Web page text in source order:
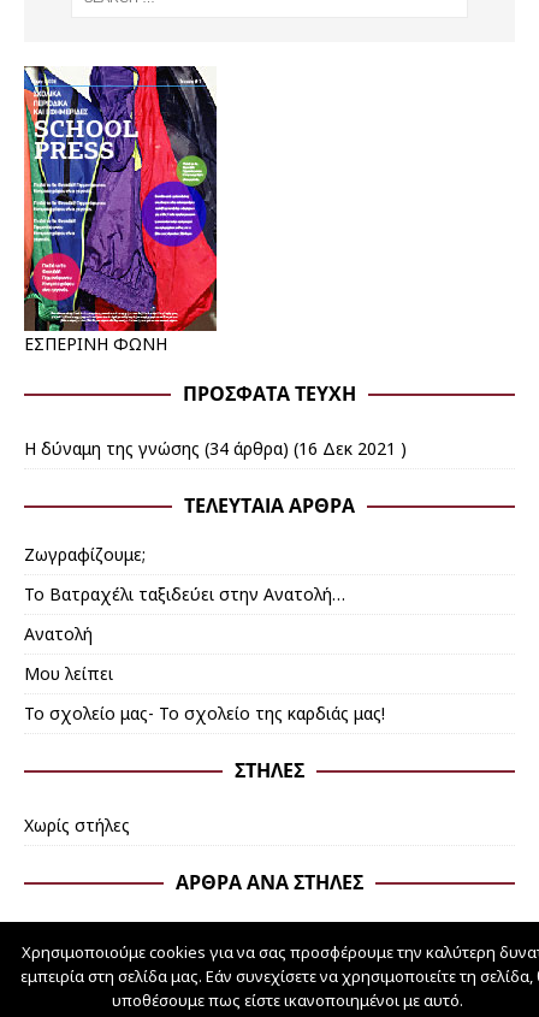
ΕΣΠΕΡΙΝΗ ΦΩΝΗ
ΠΡΌΣΦΑΤΑ ΤΕΎΧΗ
Η δύναμη της γνώσης (34 άρθρα) (16 Δεκ 2021 )
ΤΕΛΕΥΤΑΊΑ ΆΡΘΡΑ
Ζωγραφίζουμε;
Το Βατραχέλι ταξιδεύει στην Ανατολή…
Ανατολή
Mου λείπει
Το σχολείο μας- Το σχολείο της καρδιάς μας!
ΣΤΉΛΕΣ
Χωρίς στήλες
ΆΡΘΡΑ ΑΝΆ ΣΤΉΛΕΣ
schoolpress.sch.gr
Χρησιμοποιούμε cookies για να σας προσφέρουμε την καλύτερη
εμπειρία στη σελίδα μας. Εάν συνεχίσετε να χρησιμοποιείτε τη σελίδα,
υποθέσουμε πως είστε ικανοποιημένοι με αυτό.